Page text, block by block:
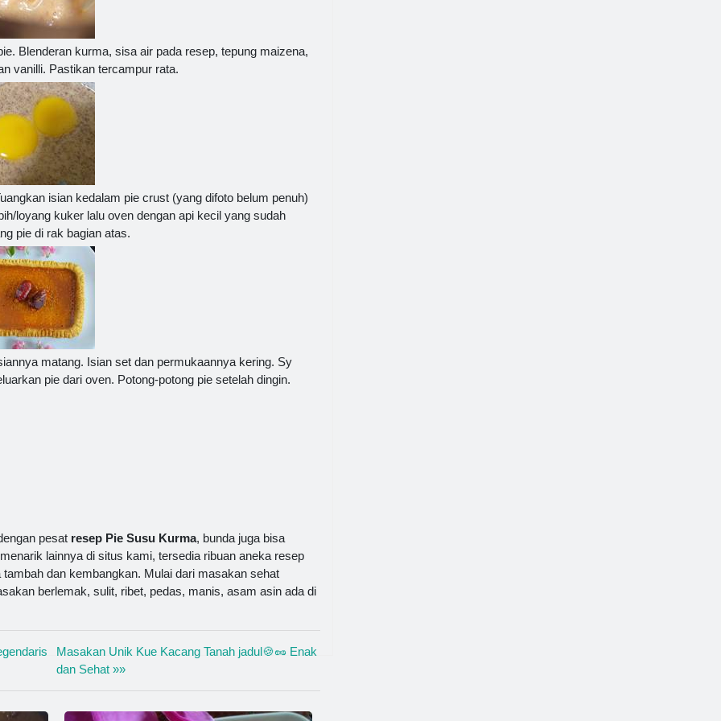
Blenderan kurma, sisa air pada resep, tepung maizena,
vanilli. Pastikan tercampur rata.
isian kedalam pie crust (yang difoto belum penuh)
loyang kuker lalu oven dengan api kecil yang sudah
pie di rak bagian atas.
matang. Isian set dan permukaannya kering. Sy
pie dari oven. Potong-potong pie setelah dingin.
pesat resep Pie Susu Kurma, bunda juga bisa
lainnya di situs kami, tersedia ribuan aneka resep
dan kembangkan. Mulai dari masakan sehat
berlemak, sulit, ribet, pedas, manis, asam asin ada di
Masakan Unik Kue Kacang Tanah jadul🍪🥜 Enak
dan Sehat »»